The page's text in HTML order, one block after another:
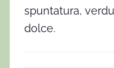
spuntatura,
dolce.